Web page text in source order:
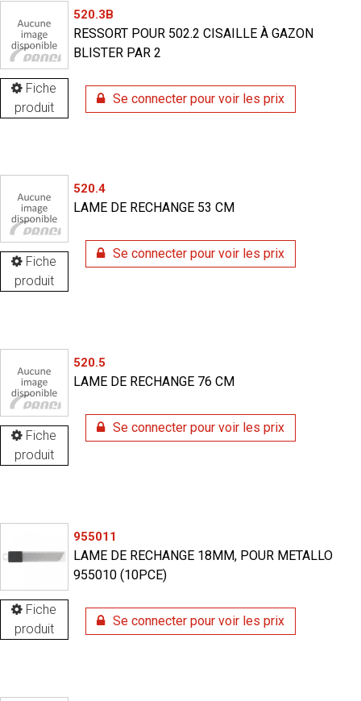
Fiche
produit
520.3B
RESSORT POUR 502.2 CISAILLE À GAZON
BLISTER PAR 2
Se connecter pour voir les prix
Fiche
produit
520.4
LAME DE RECHANGE 53 CM
Se connecter pour voir les prix
Fiche
produit
520.5
LAME DE RECHANGE 76 CM
Se connecter pour voir les prix
Fiche
produit
955011
LAME DE RECHANGE 18MM, POUR METALLO
955010 (10PCE)
Se connecter pour voir les prix